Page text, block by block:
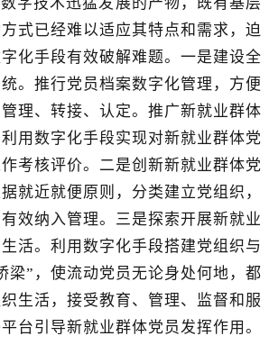
式已经难以适应其特点和需求，迫
化手段有效破解难题。一是建设全
。推行党员档案数字化管理，方便
理、转接、认定。推广新就业群体
用数字化手段实现对新就业群体党
考核评价。二是创新新就业群体党
就近就便原则，分类建立党组织，
效纳入管理。三是探索开展新就业
活。利用数字化手段搭建党组织与
梁”，使流动党员无论身处何地，都
生活，接受教育、管理、监督和服
台引导新就业群体党员发挥作用。